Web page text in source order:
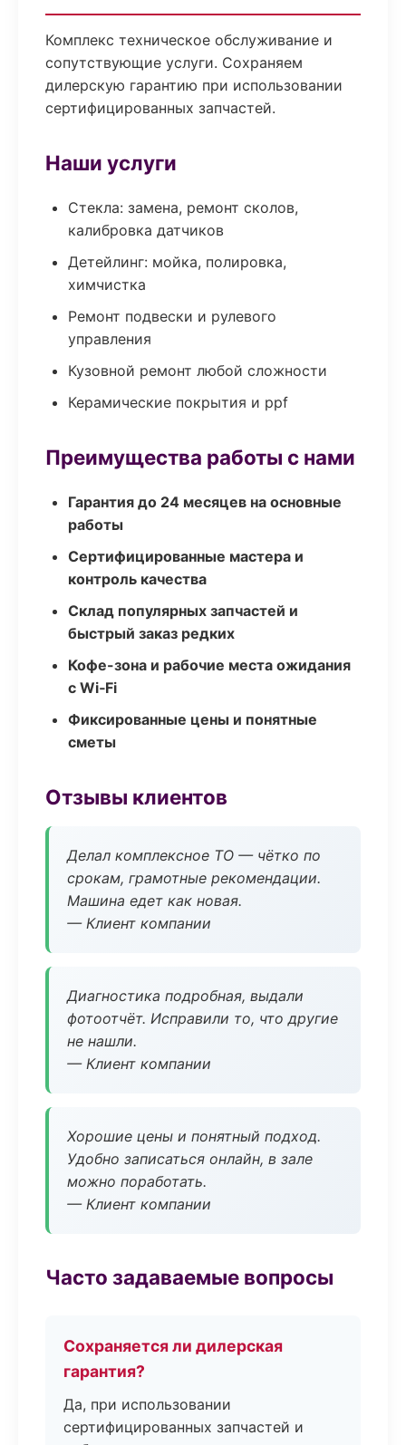
Комплекс техническое обслуживание и
сопутствующие услуги. Сохраняем
дилерскую гарантию при использовании
сертифицированных запчастей.
Наши услуги
Стекла: замена, ремонт сколов,
калибровка датчиков
Детейлинг: мойка, полировка,
химчистка
Ремонт подвески и рулевого
управления
Кузовной ремонт любой сложности
Керамические покрытия и ppf
Преимущества работы с нами
Гарантия до 24 месяцев на основные
работы
Сертифицированные мастера и
контроль качества
Склад популярных запчастей и
быстрый заказ редких
Кофе-зона и рабочие места ожидания
с Wi‑Fi
Фиксированные цены и понятные
сметы
Отзывы клиентов
Делал комплексное ТО — чётко по
срокам, грамотные рекомендации.
Машина едет как новая.
— Клиент компании
Диагностика подробная, выдали
фотоотчёт. Исправили то, что другие
не нашли.
— Клиент компании
Хорошие цены и понятный подход.
Удобно записаться онлайн, в зале
можно поработать.
— Клиент компании
Часто задаваемые вопросы
Сохраняется ли дилерская
гарантия?
Да, при использовании
сертифицированных запчастей и